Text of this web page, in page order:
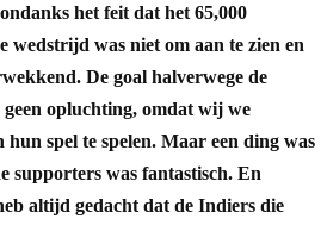
het feit dat het 65,000
wedstrijd was niet om aan te zien en
De goal halverwege de
opluchting, omdat wij we
hun spel te spelen. Maar een ding was
supporters was fantastisch. En
altijd gedacht dat de Indiers die